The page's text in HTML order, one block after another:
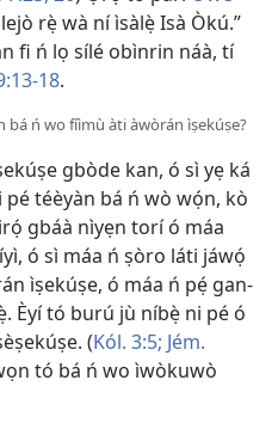
rẹ̀ wà ní ìsàlẹ̀ Isà Òkú.”
fi ń lọ sílé obìnrin náà, tí
18.
bá ń wo fíìmù àti àwòrán ìṣekúṣe?
gbòde kan, ó sì yẹ ká
téèyàn bá ń wò wọ́n, kò
gbáà nìyẹn torí ó máa
ó sì máa ń ṣòro láti jáwọ́
ìṣekúṣe, ó máa ń pẹ́ gan-
Èyí tó burú jù níbẹ̀ ni pé ó
(Kól. 3:5; Jém.
tó bá ń wo ìwòkuwò